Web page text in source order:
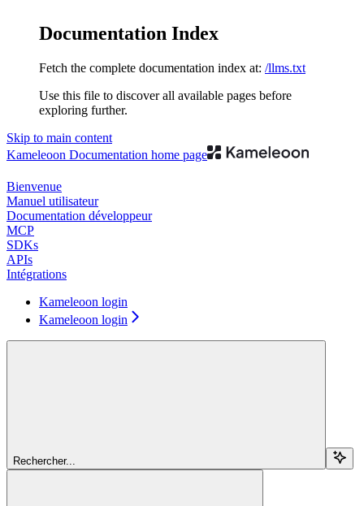
Documentation Index
Fetch the complete documentation index at: /llms.txt
Use this file to discover all available pages before
exploring further.
Skip to main content
Kameleoon Documentation home page
Bienvenue
Manuel utilisateur
Documentation développeur
MCP
SDKs
APIs
Intégrations
Kameleoon login
Kameleoon login
Rechercher...